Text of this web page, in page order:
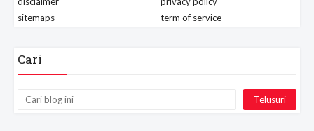
sitemaps
term of service
Cari